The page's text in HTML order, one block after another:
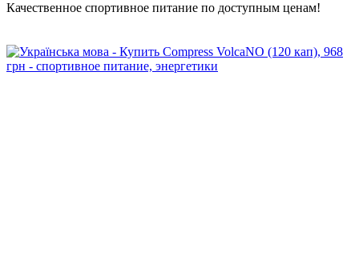
Качественное спортивное питание по доступным ценам!